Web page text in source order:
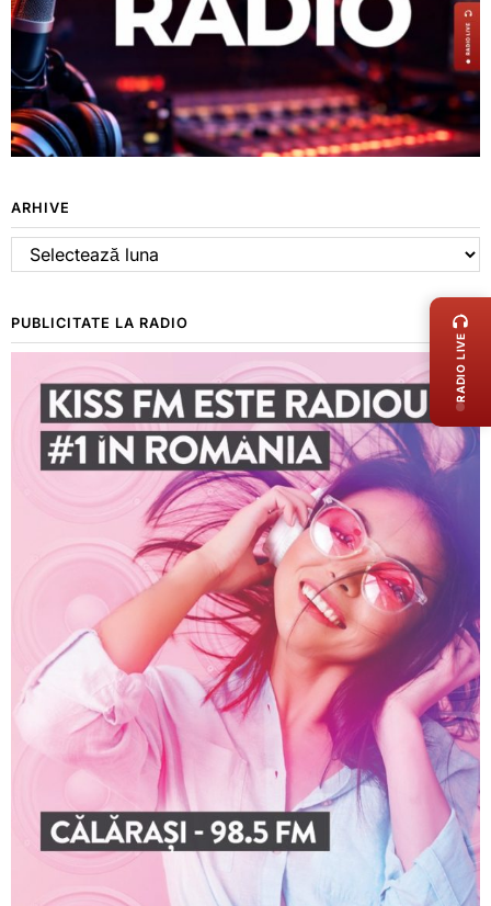
ARHIVE
Arhive
PUBLICITATE LA RADIO
RADIO LIVE